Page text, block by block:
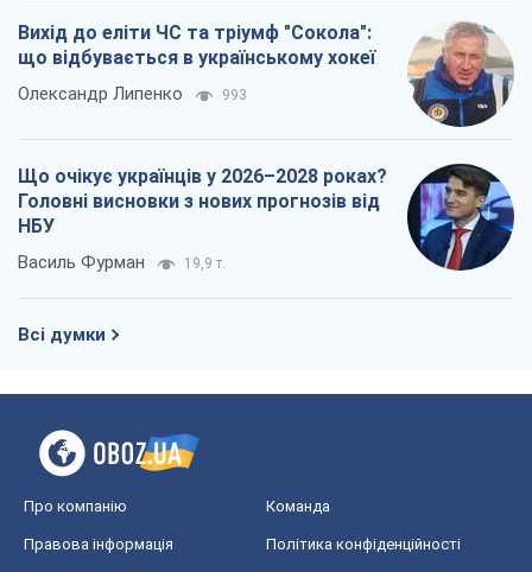
Вихід до еліти ЧС та тріумф "Сокола":
що відбувається в українському хокеї
Олександр Липенко 993
Що очікує українців у 2026–2028 роках?
Головні висновки з нових прогнозів від
НБУ
Василь Фурман 19,9 т.
Всі думки
Про компанію Команда
Правова інформація Політика конфіденційності